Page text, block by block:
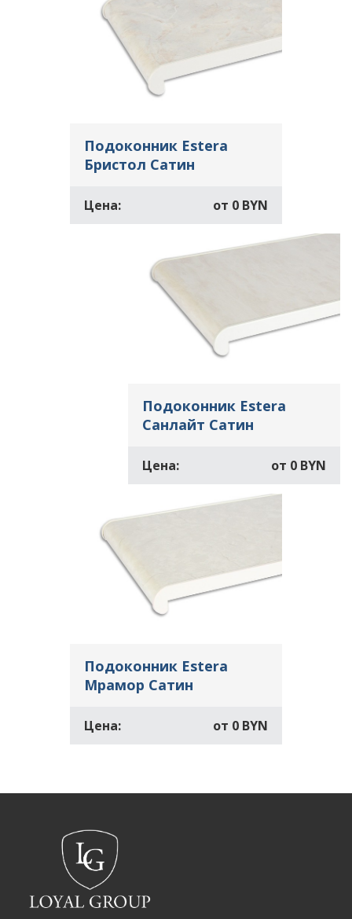
Подоконник Estera
Бристол Сатин
Цена: от 0 BYN
Подоконник Estera
Санлайт Сатин
Цена: от 0 BYN
Подоконник Estera
Мрамор Сатин
Цена: от 0 BYN